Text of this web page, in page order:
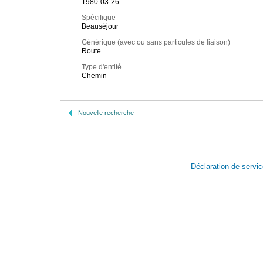
1980-03-26
Spécifique
Beauséjour
Générique (avec ou sans particules de liaison)
Route
Type d'entité
Chemin
Nouvelle recherche
Déclaration de